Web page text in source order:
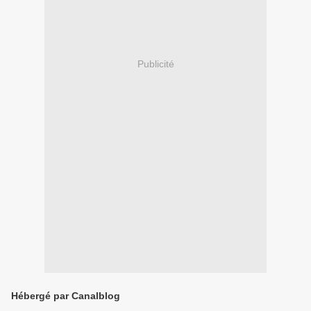
Publicité
Hébergé par Canalblog